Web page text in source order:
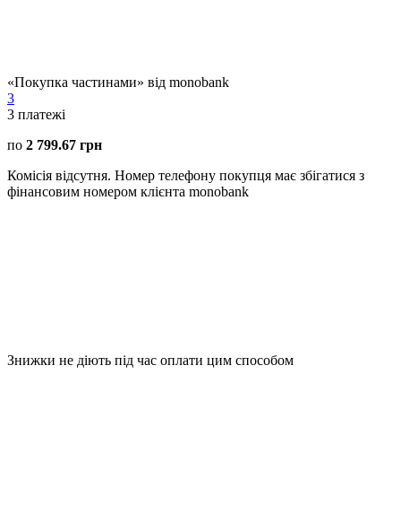
«Покупка частинами» від monobank
3
3 платежі
по 2 799.67 грн
Комісія відсутня. Номер телефону покупця має збігатися з
фінансовим номером клієнта monobank
Знижки не діють під час оплати цим способом